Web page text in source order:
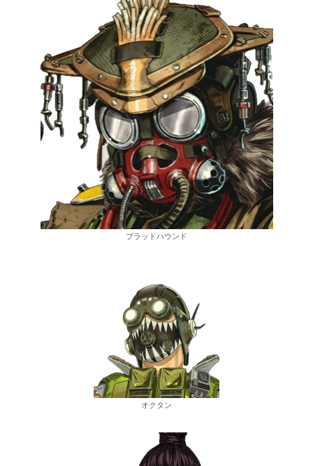
ブラッドハウンド
オクタン